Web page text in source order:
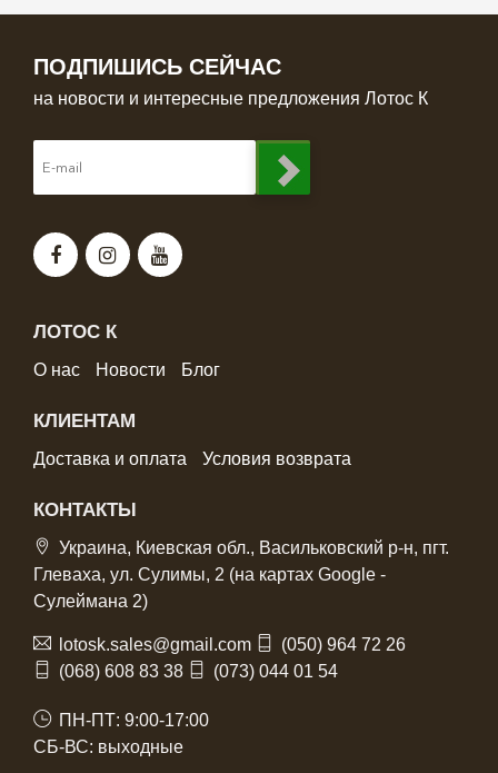
ПОДПИШИСЬ СЕЙЧАС
на новости и интересные предложения Лотос К
ЛОТОС К
О нас Новости Блог
КЛИЕНТАМ
Доставка и оплата Условия возврата
КОНТАКТЫ
Украина, Киевская обл., Васильковский р-н, пгт.
Глеваха, ул. Сулимы, 2 (на картах Google -
Сулеймана 2)
lotosk.sales@gmail.com
(050) 964 72 26
(068) 608 83 38
(073) 044 01 54
ПН-ПТ: 9:00-17:00
СБ-ВС: выходные